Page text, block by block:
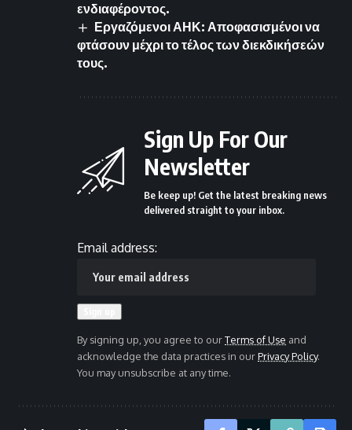
ενδιαφέροντος.
Εργαζόμενοι ΑΗΚ: Αποφασισμένοι να
φτάσουν μέχρι το τέλος των διεκδικήσεών
τους.
Sign Up For Our
Newsletter
Be keep up! Get the latest breaking news
delivered straight to your inbox.
Email address:
By signing up, you agree to ourTerms of Use and
acknowledge the data practices in ourPrivacy Policy.
You may unsubscribe at any time.